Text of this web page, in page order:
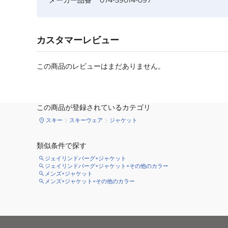
カスタマーレビュー
この商品のレビューはまだありません。
この商品が登録されているカテゴリ
スキー スキーウェア ジャケット
類似条件で探す
ジェイリンドバーグ×ジャケット
ジェイリンドバーグ×ジャケット×その他のカラー
メンズ×ジャケット
メンズ×ジャケット×その他のカラー